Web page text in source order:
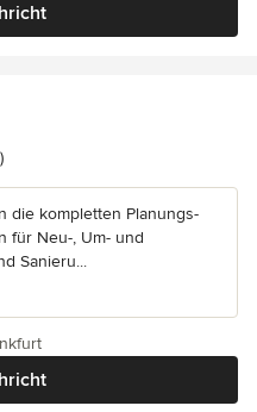
5 Sternen
die kompletten Planungs-
für Neu-, Um- und
Sanieru...